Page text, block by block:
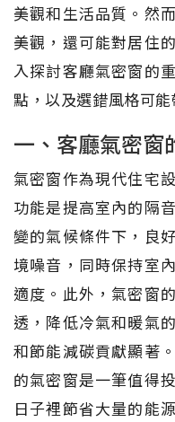
美觀和生活品質。然
美觀，還可能對居住
入探討客廳氣密窗的
點，以及選錯風格可能
一、客廳氣密窗
氣密窗作為現代住宅
功能是提高室內的隔
變的氣候條件下，良
境噪音，同時保持室
適度。此外，氣密窗
透，降低冷氣和暖氣
和節能減碳貢獻顯著
的氣密窗是一筆值得
日子裡節省大量的能